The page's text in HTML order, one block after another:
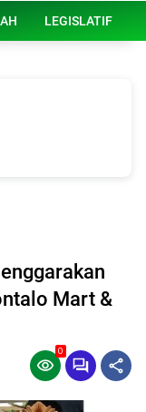
LEGISLATIF
Mart &
0